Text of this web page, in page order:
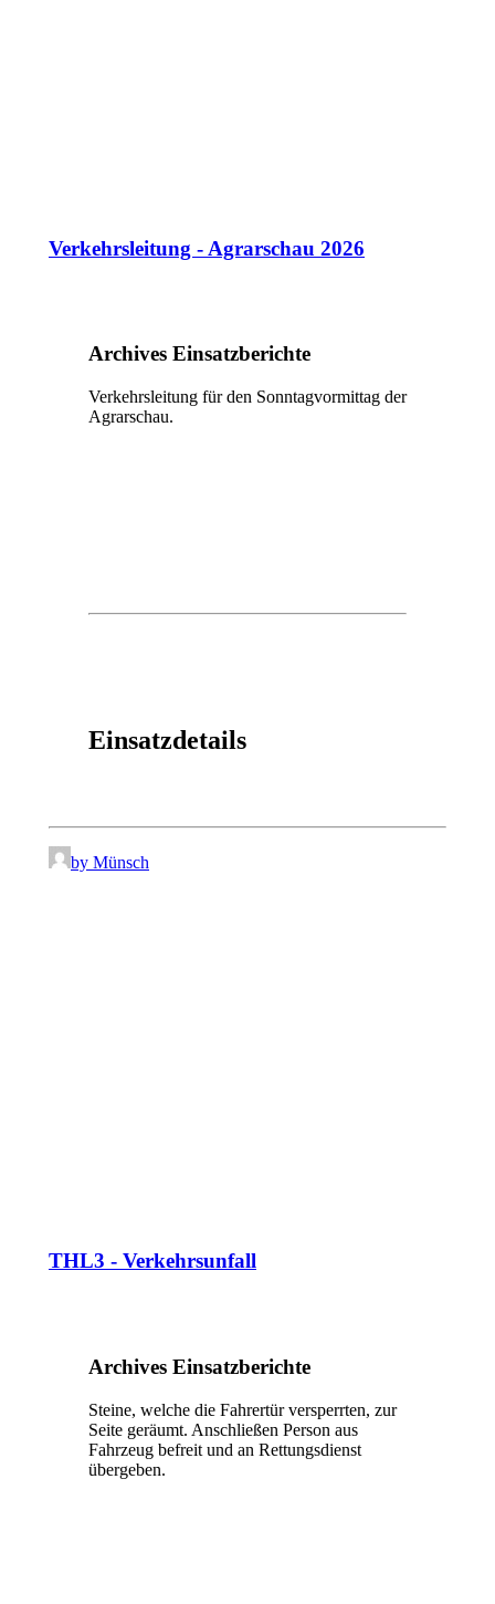
Verkehrsleitung - Agrarschau 2026
Archives Einsatzberichte
Verkehrsleitung für den Sonntagvormittag der
Agrarschau.
Einsatzdetails
by Münsch
THL3 - Verkehrsunfall
Archives Einsatzberichte
Steine, welche die Fahrertür versperrten, zur
Seite geräumt. Anschließen Person aus
Fahrzeug befreit und an Rettungsdienst
übergeben.